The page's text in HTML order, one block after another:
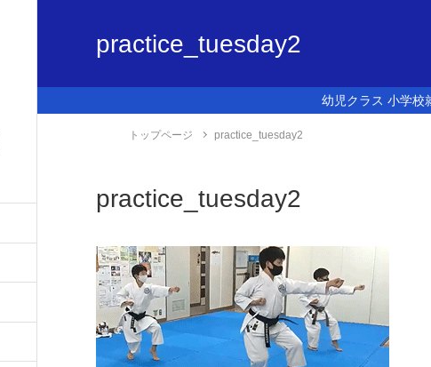
practice_tuesday2
幼児クラス 小学校
トップページ practice_tuesday2
practice_tuesday2